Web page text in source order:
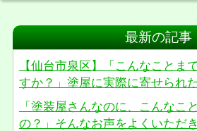
最新の記事
【仙台市泉区】「こんなことま
すか？」塗屋に実際に寄せられ
「塗装屋さんなのに、こんなこ
の？」そんなお声をよくいただき